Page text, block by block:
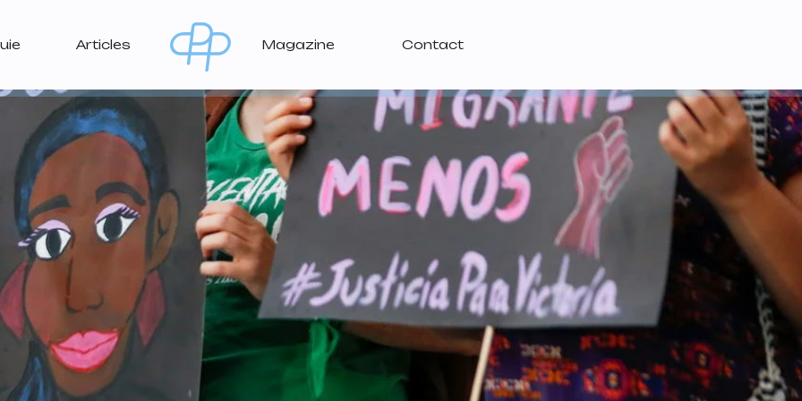
Articles Magazine Contact